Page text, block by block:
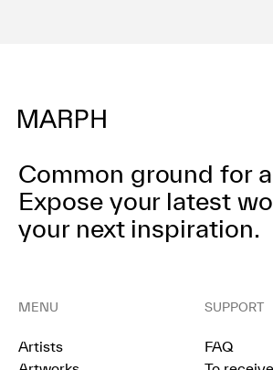
Common ground for
Expose your latest
your next inspiration.
MENU
Artists
SUPPORT
FAQ